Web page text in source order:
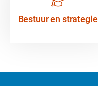
Bestuur en strategie